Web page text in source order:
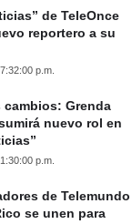
de TeleOnce
reportero a su
p.m.
cambios: Grenda
nuevo rol en
p.m.
de Telemundo
se unen para